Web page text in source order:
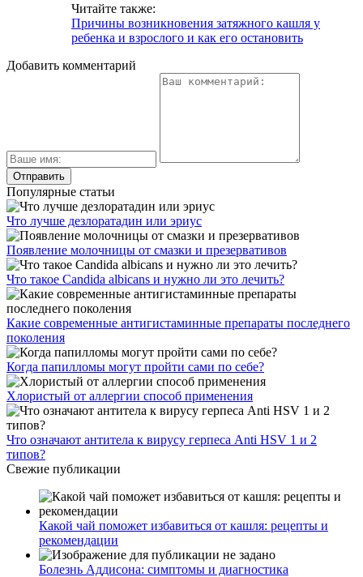
Читайте также:
Причины возникновения затяжного кашля у
ребенка и взрослого и как его остановить
Добавить комментарий
Популярные статьи
Что лучше дезлоратадин или эриус
Появление молочницы от смазки и презервативов
Что такое Candida albicans и нужно ли это лечить?
Какие современные антигистаминные препараты последнего
поколения
Когда папилломы могут пройти сами по себе?
Хлористый от аллергии способ применения
Что означают антитела к вирусу герпеса Anti HSV 1 и 2
типов?
Свежие публикации
Какой чай поможет избавиться от кашля: рецепты и
рекомендации
Болезнь Аддисона: симптомы и диагностика